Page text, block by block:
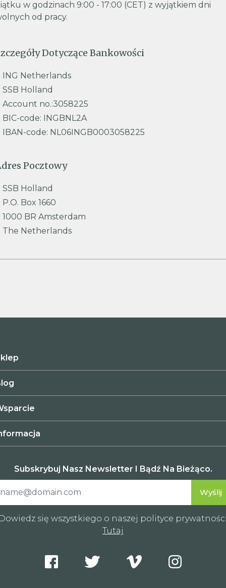
w godzinach 9:00 - 17:00 (CET) z wyjątkiem dni
od pracy.
Dotyczące Bankowości
ING Netherlands
SSB Holland
Account no.:3058225
BIC-code: INGBNL2A
IBAN-code: NL06INGB0003058225
Pocztowy
SSB Holland
P.O. Box 1660
1000 BR Amsterdam
The Netherlands
Subskrybuj Nasz Newsletter I Bądź Na Bieżąco.
się wszystkiego o naszej polityce
Tutaj